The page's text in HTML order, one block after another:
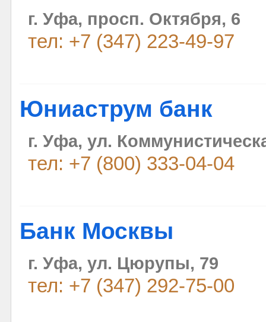
г. Уфа, просп. Октября, 6
тел: +7 (347) 223-49-97
Юниаструм банк
г. Уфа, ул.
тел: +7 (800) 333-04-04
Банк Москвы
г. Уфа, ул. Цюрупы, 79
тел: +7 (347) 292-75-00